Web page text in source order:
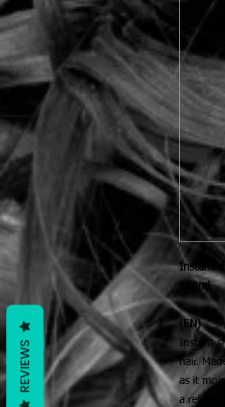
Instant
120ml
(EN)
Instant
hair.
as it
a
REVIEWS